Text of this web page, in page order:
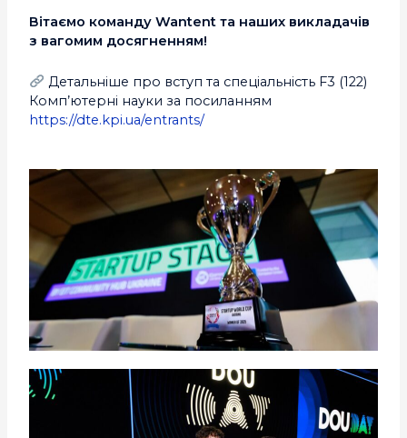
Вітаємо команду Wantent та наших викладачів
з вагомим досягненням!
Детальніше про вступ та спеціальність F3 (122)
Комп’ютерні науки за посиланням
https://dte.kpi.ua/entrants/